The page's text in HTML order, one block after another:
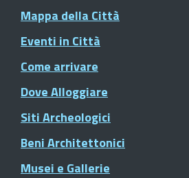
Mappa della Città
Eventi in Città
Come arrivare
Dove Alloggiare
Siti Archeologici
Beni Architettonici
Musei e Gallerie